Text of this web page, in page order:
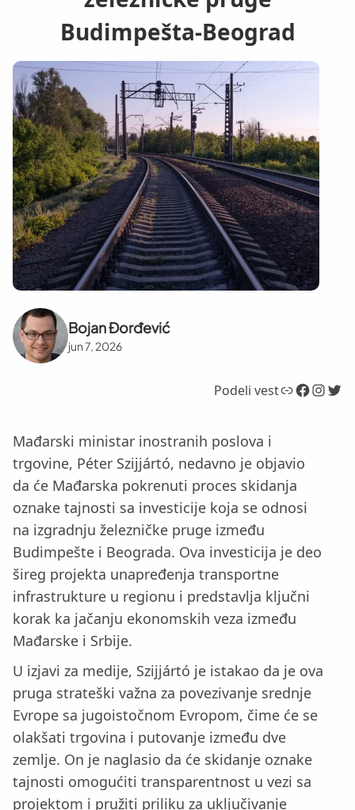
Budimpešta-Beograd
Bojan Đorđević
jun 7, 2026
Podeli vestLink Facebook InstagramTwitter
Mađarski ministar inostranih poslova i
trgovine, Péter Szijjártó, nedavno je objavio
da će Mađarska pokrenuti proces skidanja
oznake tajnosti sa investicije koja se odnosi
na izgradnju železničke pruge između
Budimpešte i Beograda. Ova investicija je deo
šireg projekta unapređenja transportne
infrastrukture u regionu i predstavlja ključni
korak ka jačanju ekonomskih veza između
Mađarske i Srbije.
U izjavi za medije, Szijjártó je istakao da je ova
pruga strateški važna za povezivanje srednje
Evrope sa jugoistočnom Evropom, čime će se
olakšati trgovina i putovanje između dve
zemlje. On je naglasio da će skidanje oznake
tajnosti omogućiti transparentnost u vezi sa
projektom i pružiti priliku za uključivanje